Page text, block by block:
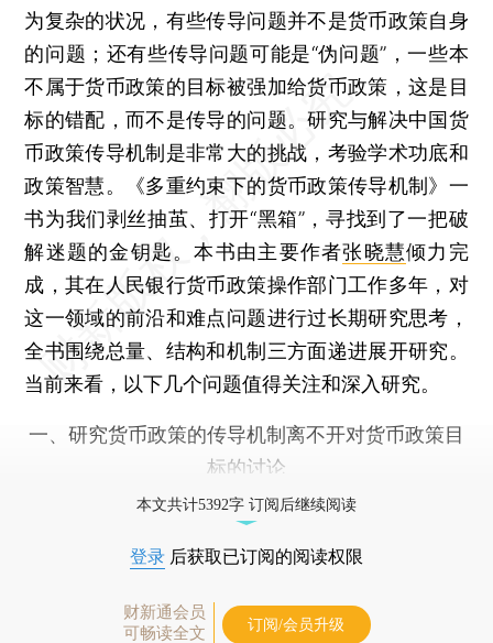
为复杂的状况，有些传导问题并不是货币政策自身
的问题；还有些传导问题可能是“伪问题”，一些本
不属于货币政策的目标被强加给货币政策，这是目
标的错配，而不是传导的问题。研究与解决中国货
币政策传导机制是非常大的挑战，考验学术功底和
政策智慧。《多重约束下的货币政策传导机制》一
书为我们剥丝抽茧、打开“黑箱”，寻找到了一把破
解迷题的金钥匙。本书由主要作者张晓慧倾力完
成，其在人民银行货币政策操作部门工作多年，对
这一领域的前沿和难点问题进行过长期研究思考，
全书围绕总量、结构和机制三方面递进展开研究。
当前来看，以下几个问题值得关注和深入研究。
一、研究货币政策的传导机制离不开对货币政策目
标的讨论
本文共计5392字 订阅后继续阅读
登录 后获取已订阅的阅读权限
财新通会员
可畅读全文
订阅/会员升级